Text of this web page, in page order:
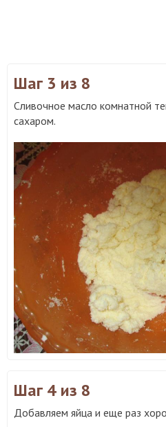
Шаг 3 из 8
Сливочное масло комнатной
сахаром.
Шаг 4 из 8
Добавляем яйца и еще раз